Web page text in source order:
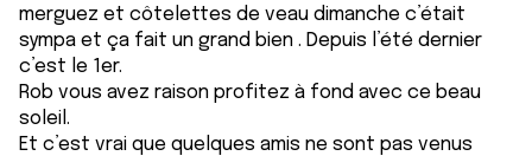
merguez et côtelettes de veau dimanche c’était
sympa et ça fait un grand bien . Depuis l’été dernier
c’est le 1er.
Rob vous avez raison profitez à fond avec ce beau
soleil.
Et c’est vrai que quelques amis ne sont pas venus